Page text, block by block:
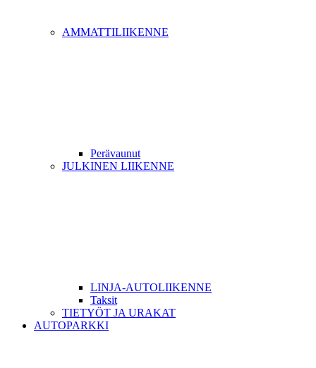
AMMATTILIIKENNE
Perävaunut
JULKINEN LIIKENNE
LINJA-AUTOLIIKENNE
Taksit
TIETYÖT JA URAKAT
AUTOPARKKI